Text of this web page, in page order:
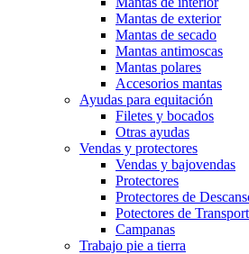
Mantas de exterior
Mantas de secado
Mantas antimoscas
Mantas polares
Accesorios mantas
Ayudas para equitación
Filetes y bocados
Otras ayudas
Vendas y protectores
Vendas y bajovendas
Protectores
Protectores de
Potectores de
Campanas
Trabajo pie a tierra